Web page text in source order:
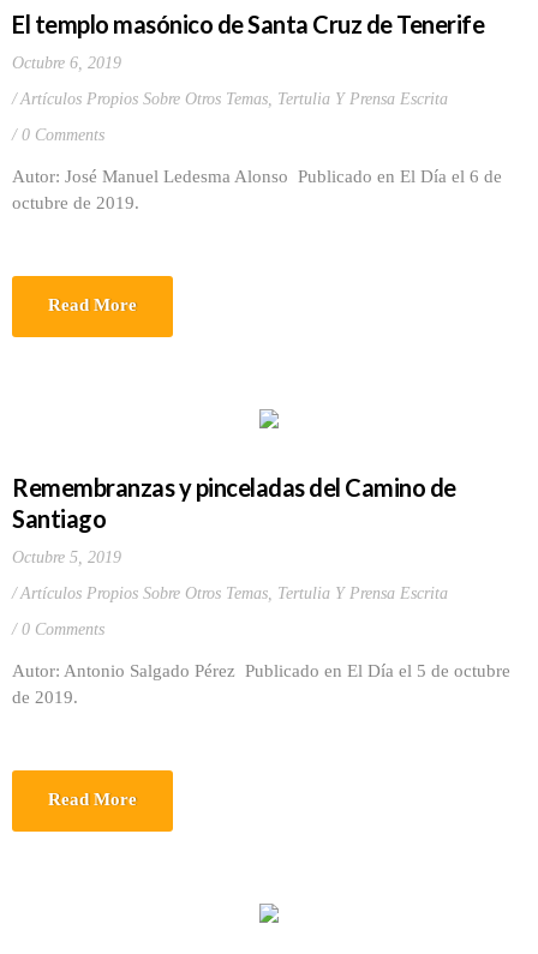
El templo masónico de Santa Cruz de Tenerife
Octubre 6, 2019
Artículos Propios Sobre Otros Temas, Tertulia Y Prensa Escrita
0 Comments
Autor: José Manuel Ledesma Alonso Publicado en El Día el 6 de
octubre de 2019.
Read More
Remembranzas y pinceladas del Camino de
Santiago
Octubre 5, 2019
Artículos Propios Sobre Otros Temas, Tertulia Y Prensa Escrita
0 Comments
Autor: Antonio Salgado Pérez Publicado en El Día el 5 de octubre
de 2019.
Read More